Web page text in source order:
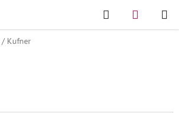
Hledat
KOŠÍK
/ Kufner